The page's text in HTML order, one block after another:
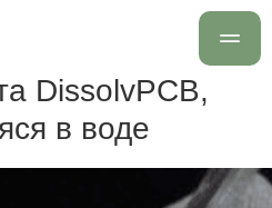
DissolvPCB,
в воде